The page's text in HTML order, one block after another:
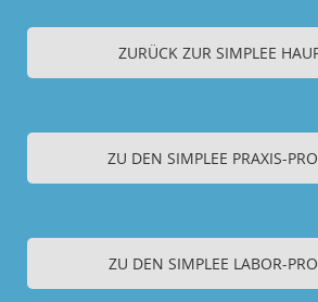
ZURÜCK ZUR SIMPLEE
ZU DEN SIMPLEE PRAXIS-
ZU DEN SIMPLEE LABOR-